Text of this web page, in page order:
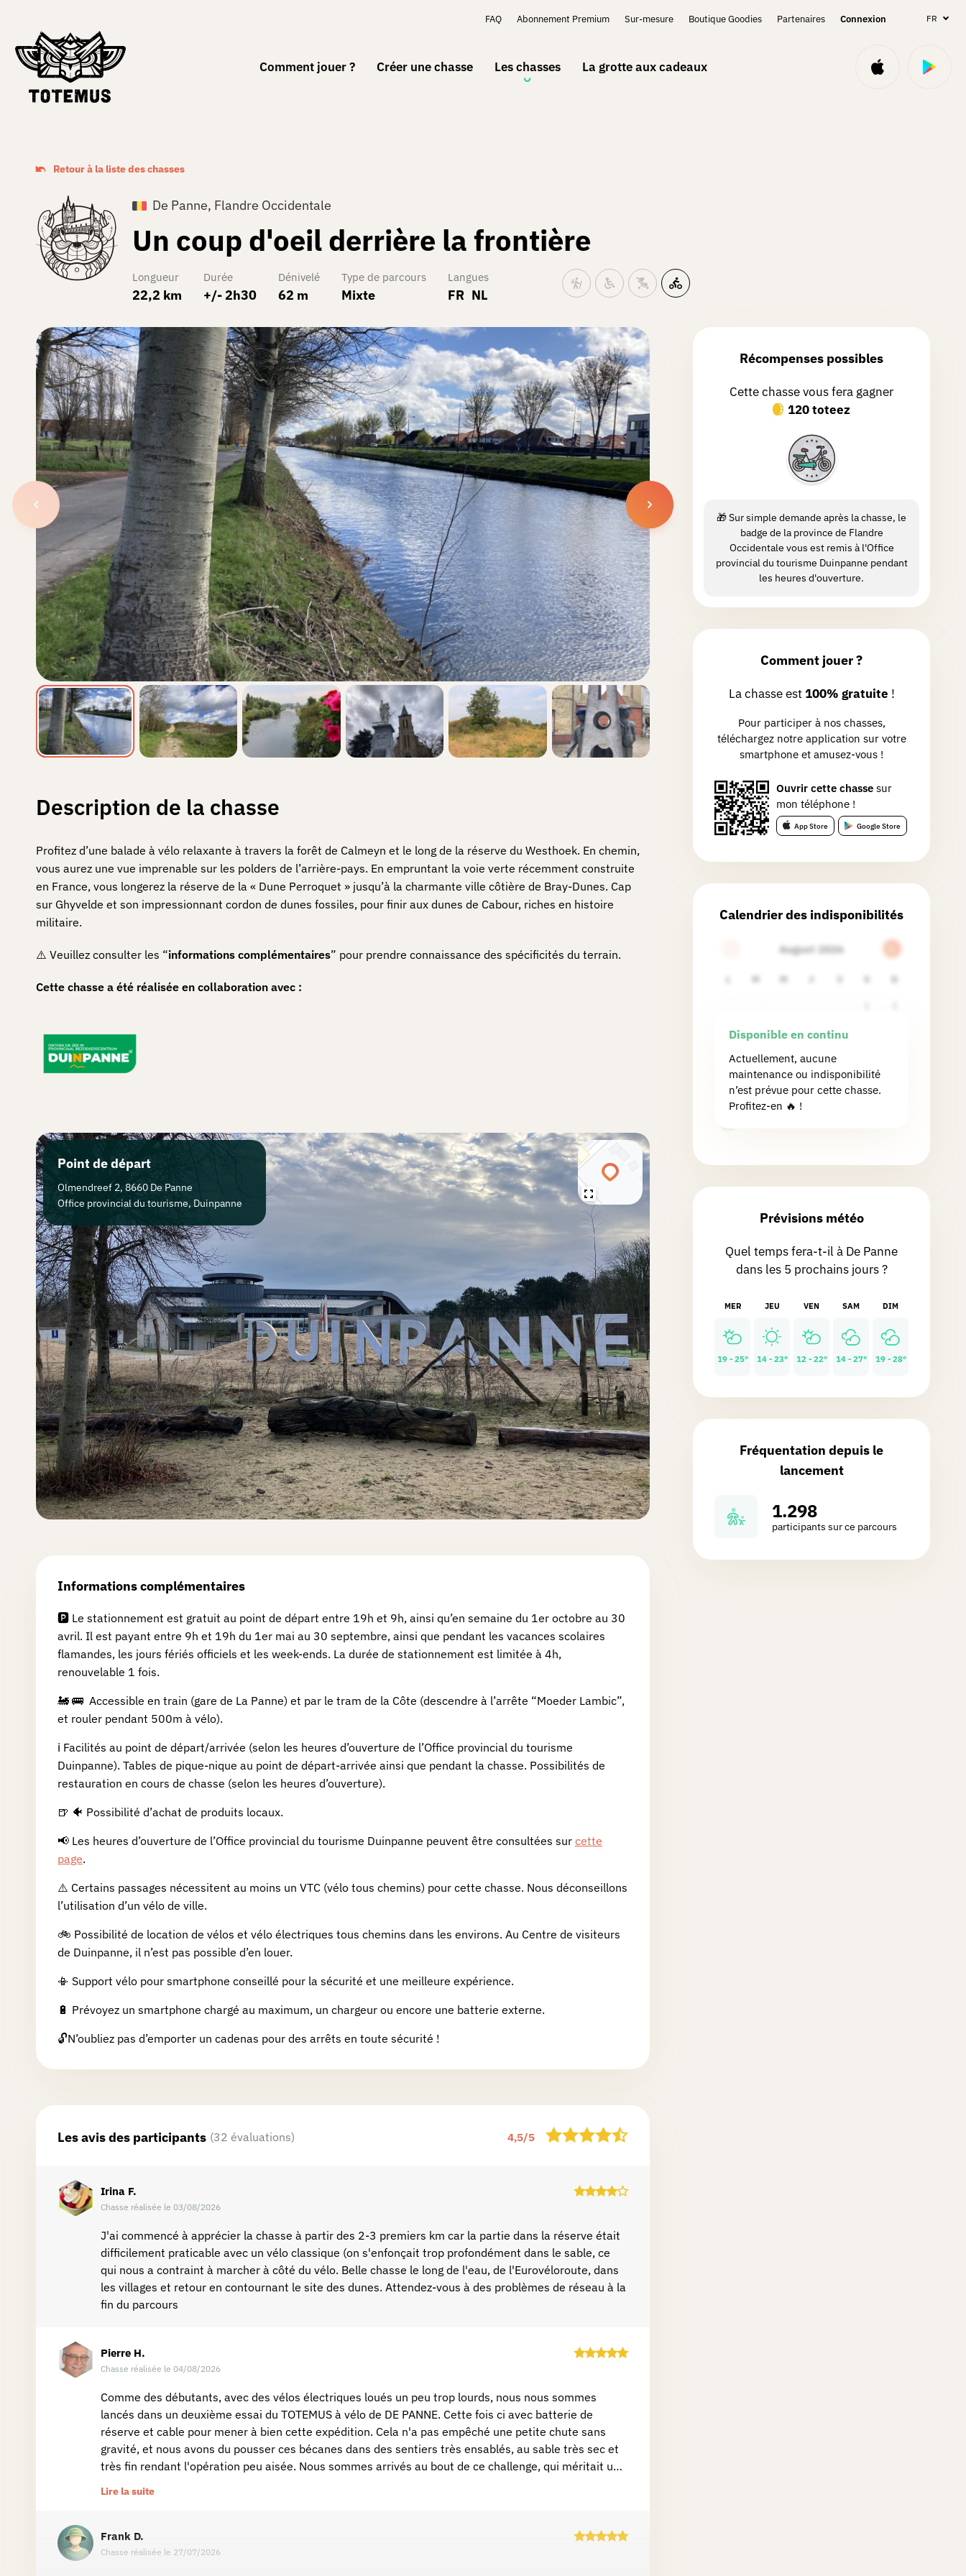
FAQ Abonnement Premium Sur-mesure Boutique Goodies Partenaires Connexion FR
Comment jouer ? Créer une chasse Les chasses La grotte aux cadeaux
Comment
jouer ?
Créer
une
chasse
Les
chasses
grotte
aux
cadeaux
FAQ
Abonnement
Premium
Sur-
mesure
Boutique
Connexion
Retour à la liste des chasses
De Panne, Flandre Occidentale
Un coup d'oeil derrière la frontière
Longueur
22,2 km
Durée
+/- 2h30
Dénivelé
62 m
Type de parcours
Mixte
Langues
FR NL
Description de la chasse
Profitez d’une balade à vélo relaxante à travers la forêt de Calmeyn et le long de la réserve du Westhoek. En chemin,
vous aurez une vue imprenable sur les polders de l’arrière-pays. En empruntant la voie verte récemment construite
en France, vous longerez la réserve de la « Dune Perroquet » jusqu’à la charmante ville côtière de Bray-Dunes. Cap
sur Ghyvelde et son impressionnant cordon de dunes fossiles, pour finir aux dunes de Cabour, riches en histoire
militaire.
⚠️ Veuillez consulter les “informations complémentaires” pour prendre connaissance des spécificités du terrain.
Cette chasse a été réalisée en collaboration avec :
Point de départ
Olmendreef 2, 8660 De Panne
Office provincial du tourisme, Duinpanne
Informations complémentaires
🅿️ Le stationnement est gratuit au point de départ entre 19h et 9h, ainsi qu’en semaine du 1er octobre au 30
avril. Il est payant entre 9h et 19h du 1er mai au 30 septembre, ainsi que pendant les vacances scolaires
flamandes, les jours fériés officiels et les week-ends. La durée de stationnement est limitée à 4h,
renouvelable 1 fois.
🚂 🚌 Accessible en train (gare de La Panne) et par le tram de la Côte (descendre à l’arrête “Moeder Lambic”,
et rouler pendant 500m à vélo).
ℹ️ Facilités au point de départ/arrivée (selon les heures d’ouverture de l’Office provincial du tourisme
Duinpanne). Tables de pique-nique au point de départ-arrivée ainsi que pendant la chasse. Possibilités de
restauration en cours de chasse (selon les heures d’ouverture).
🍺 🐠 Possibilité d’achat de produits locaux.
📢 Les heures d’ouverture de l’Office provincial du tourisme Duinpanne peuvent être consultées sur cette
page.
⚠️ Certains passages nécessitent au moins un VTC (vélo tous chemins) pour cette chasse. Nous déconseillons
l’utilisation d’un vélo de ville.
🚲 Possibilité de location de vélos et vélo électriques tous chemins dans les environs. Au Centre de visiteurs
de Duinpanne, il n’est pas possible d’en louer.
📳 Support vélo pour smartphone conseillé pour la sécurité et une meilleure expérience.
🔋 Prévoyez un smartphone chargé au maximum, un chargeur ou encore une batterie externe.
🔓N’oubliez pas d’emporter un cadenas pour des arrêts en toute sécurité !
Les avis des participants (32 évaluations) 4,5/5
Irina F.
Chasse réalisée le 03/08/2026
J'ai commencé à apprécier la chasse à partir des 2-3 premiers km car la partie dans la réserve était
difficilement praticable avec un vélo classique (on s'enfonçait trop profondément dans le sable, ce
qui nous a contraint à marcher à côté du vélo. Belle chasse le long de l'eau, de l'Eurovéloroute, dans
les villages et retour en contournant le site des dunes. Attendez-vous à des problèmes de réseau à la
fin du parcours
Pierre H.
Chasse réalisée le 04/08/2026
Comme des débutants, avec des vélos électriques loués un peu trop lourds, nous nous sommes
lancés dans un deuxième essai du TOTEMUS à vélo de DE PANNE. Cette fois ci avec batterie de
réserve et cable pour mener à bien cette expédition. Cela n'a pas empêché une petite chute sans
gravité, et nous avons du pousser ces bécanes dans des sentiers très ensablés, au sable très sec et
très fin rendant l'opération peu aisée. Nous sommes arrivés au bout de ce challenge, qui méritait une
Lire la suite
Frank D.
Chasse réalisée le 27/07/2026
Récompenses possibles
Cette chasse vous fera gagner
120 toteez
🎁 Sur simple demande après la chasse, le
badge de la province de Flandre
Occidentale vous est remis à l'Office
provincial du tourisme Duinpanne pendant
les heures d'ouverture.
Comment jouer ?
La chasse est100% gratuite !
Pour participer à nos chasses,
téléchargez notre application sur votre
smartphone et amusez-vous !
Ouvrir cette chasse sur
mon téléphone !
App Store Google Store
Calendrier des indisponibilités
August 2026
M M
3
10
11
17
18 19 20 21 22
24
25 26
Disponible en continu
Actuellement, aucune
maintenance ou indisponibilité
n’est prévue pour cette chasse.
Profitez-en 🔥 !
Prévisions météo
Quel temps fera-t-il à De Panne
dans les 5 prochains jours ?
MER
19 - 25°
JEU
14 - 23°
VEN
12 - 22°
SAM
14 - 27°
DIM
19 - 28°
Fréquentation depuis le
lancement
1.298
participants sur ce parcours